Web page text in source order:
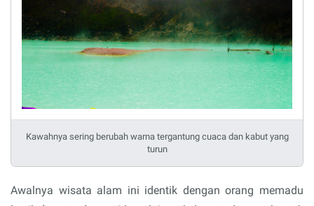
Kawahnya sering berubah warna tergantung cuaca dan kabut yang
turun
Awalnya wisata alam ini identik dengan orang memadu